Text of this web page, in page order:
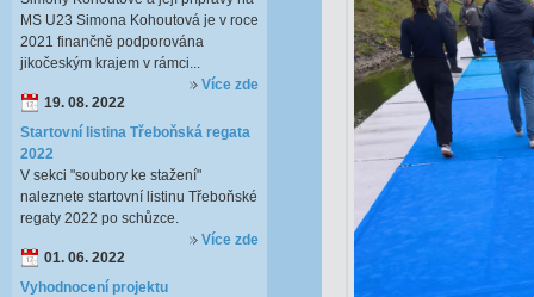
MS U23 Simona Kohoutová je v roce
2021 finančně podporována
jikočeským krajem v rámci...
Více zde
19. 08. 2022
Startovní listina Třeboňská regata
2022
V sekci "soubory ke stažení"
naleznete startovní listinu Třeboňské
regaty 2022 po schůzce.
Více zde
01. 06. 2022
Vyhodnocení projektu